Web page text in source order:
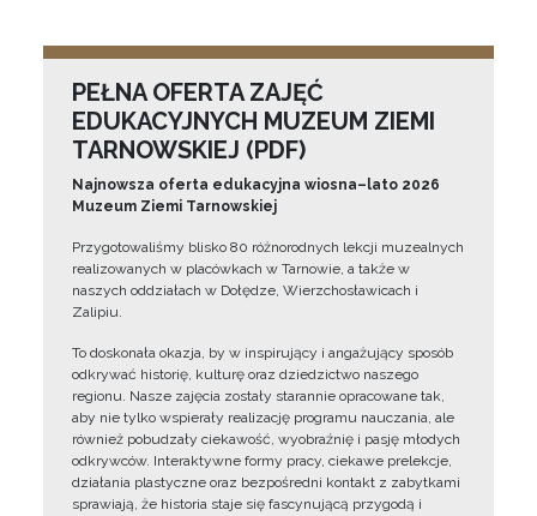
PEŁNA OFERTA ZAJĘĆ
EDUKACYJNYCH MUZEUM ZIEMI
TARNOWSKIEJ (PDF)
Najnowsza oferta edukacyjna wiosna–lato 2026
Muzeum Ziemi Tarnowskiej
Przygotowaliśmy blisko 80 różnorodnych lekcji muzealnych
realizowanych w placówkach w Tarnowie, a także w
naszych oddziałach w Dołędze, Wierzchosławicach i
Zalipiu.
To doskonała okazja, by w inspirujący i angażujący sposób
odkrywać historię, kulturę oraz dziedzictwo naszego
regionu. Nasze zajęcia zostały starannie opracowane tak,
aby nie tylko wspierały realizację programu nauczania, ale
również pobudzały ciekawość, wyobraźnię i pasję młodych
odkrywców. Interaktywne formy pracy, ciekawe prelekcje,
działania plastyczne oraz bezpośredni kontakt z zabytkami
sprawiają, że historia staje się fascynującą przygodą i